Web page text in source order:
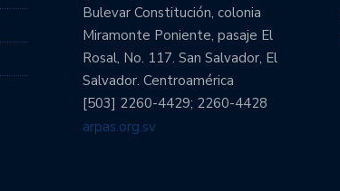
Bulevar Constitución, colonia
Miramonte Poniente, pasaje El
Rosal, No. 117. San Salvador, El
Salvador. Centroamérica
[503] 2260-4429; 2260-4428
arpas.org.sv